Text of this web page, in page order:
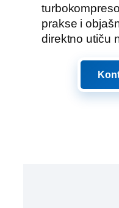
prakse i
direktno utiču